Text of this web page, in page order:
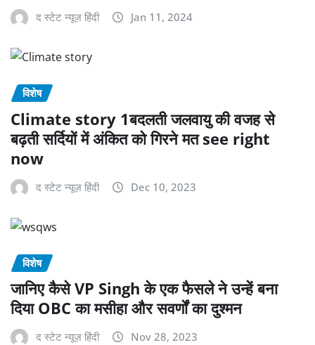
द स्टेट न्यूज़ हिंदी Jan 11, 2024
विशेष
Climate story 1बदलती जलवायु की वजह से
बढ़ती सर्दियों में अंकित को गिरने मत see right
now
द स्टेट न्यूज़ हिंदी Dec 10, 2023
विशेष
जानिए कैसे VP Singh के एक फैसले ने उन्हें बना
दिया OBC का मसीहा और सवर्णों का दुश्मन
द स्टेट न्यूज़ हिंदी Nov 28, 2023